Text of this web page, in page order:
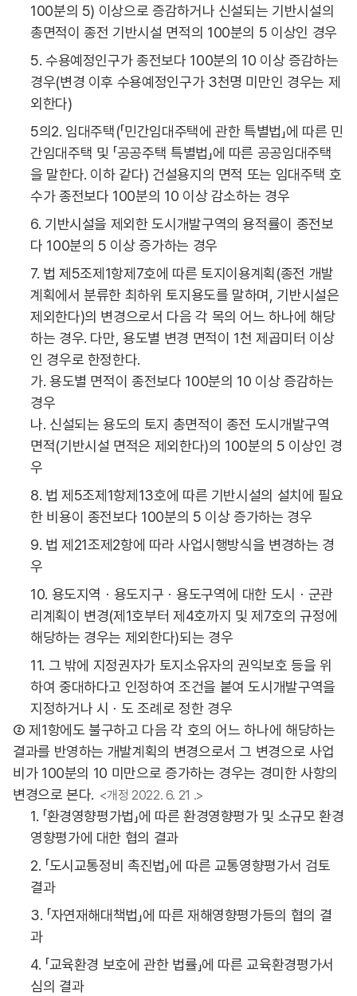
100분의 5) 이상으로 증감하거나 신설되는 기반시설의
총면적이 종전 기반시설 면적의 100분의 5 이상인 경우
5. 수용예정인구가 종전보다 100분의 10 이상 증감하는
경우(변경 이후 수용예정인구가 3천명 미만인 경우는 제
외한다)
5의2. 임대주택(「민간임대주택에 관한 특별법」에 따른 민
간임대주택 및 「공공주택 특별법」에 따른 공공임대주택
을 말한다. 이하 같다) 건설용지의 면적 또는 임대주택 호
수가 종전보다 100분의 10 이상 감소하는 경우
6. 기반시설을 제외한 도시개발구역의 용적률이 종전보
다 100분의 5 이상 증가하는 경우
7. 법 제5조제1항제7호에 따른 토지이용계획(종전 개발
계획에서 분류한 최하위 토지용도를 말하며, 기반시설은
제외한다)의 변경으로서 다음 각 목의 어느 하나에 해당
하는 경우. 다만, 용도별 변경 면적이 1천 제곱미터 이상
인 경우로 한정한다.
가. 용도별 면적이 종전보다 100분의 10 이상 증감하는
경우
나. 신설되는 용도의 토지 총면적이 종전 도시개발구역
면적(기반시설 면적은 제외한다)의 100분의 5 이상인 경
우
8. 법 제5조제1항제13호에 따른 기반시설의 설치에 필요
한 비용이 종전보다 100분의 5 이상 증가하는 경우
9. 법 제21조제2항에 따라 사업시행방식을 변경하는 경
우
10. 용도지역ㆍ용도지구ㆍ용도구역에 대한 도시ㆍ군관
리계획이 변경(제1호부터 제4호까지 및 제7호의 규정에
해당하는 경우는 제외한다)되는 경우
11. 그 밖에 지정권자가 토지소유자의 권익보호 등을 위
하여 중대하다고 인정하여 조건을 붙여 도시개발구역을
지정하거나 시ㆍ도 조례로 정한 경우
② 제1항에도 불구하고 다음 각 호의 어느 하나에 해당하는
결과를 반영하는 개발계획의 변경으로서 그 변경으로 사업
비가 100분의 10 미만으로 증가하는 경우는 경미한 사항의
변경으로 본다. <개정 2022. 6. 21 .>
1. 「환경영향평가법」에 따른 환경영향평가 및 소규모 환경
영향평가에 대한 협의 결과
2. 「도시교통정비 촉진법」에 따른 교통영향평가서 검토
결과
3. 「자연재해대책법」에 따른 재해영향평가등의 협의 결
과
4. 「교육환경 보호에 관한 법률」에 따른 교육환경평가서
심의 결과